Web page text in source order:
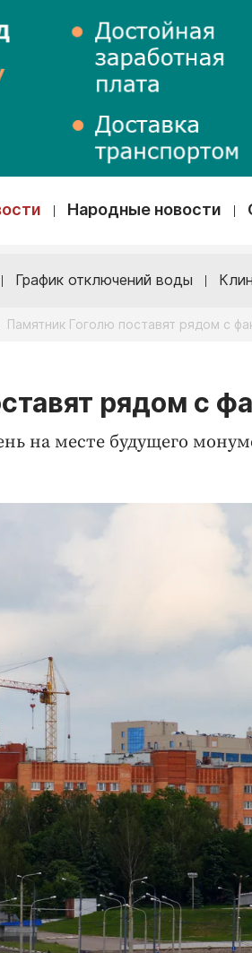
Народные новости
График отключений воды
Памятник Гоголю поставят рядом с
рядом с
на месте будущего